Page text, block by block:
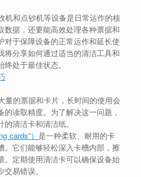
机和点钞机等设备是日常运作的核
数据，还要能高效处理各种票据和
对于保障设备的正常运作和延长使
将分享如何通过适当的清洁工具和
处于最佳状态。
量的票据和卡片，长时间的使用会
读取精度。为了解决这一问题，
清洁卡和清洁纸。
cards”） 是一种柔软、耐用的卡
。它们能够轻松深入卡槽内部，擦
。定期使用清洁卡可以确保设备始
易错误。